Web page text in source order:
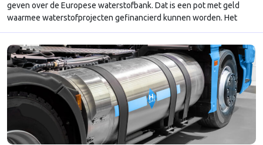
geven over de Europese waterstofbank. Dat is een pot met geld
waarmee waterstofprojecten gefinancierd kunnen worden. Het
Comité van de Regio’s waarin lokale en regionale bestuurders
zitten, heeft een online raadpleging over de waterstofbank
geopend. Het Comité van de Regio’s heeft als doel om de Europese
…Continued